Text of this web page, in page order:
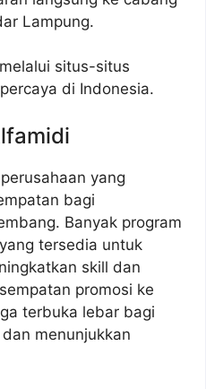
Lampung.
situs-situs
di Indonesia.
yang
bagi
Banyak program
tersedia untuk
skill dan
promosi ke
terbuka lebar bagi
menunjukkan